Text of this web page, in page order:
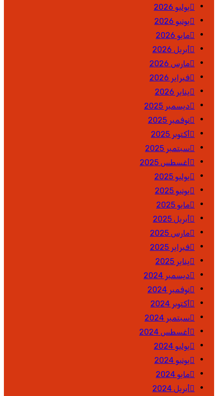
يوليو 2026
يونيو 2026
مايو 2026
أبريل 2026
مارس 2026
فبراير 2026
يناير 2026
ديسمبر 2025
نوفمبر 2025
أكتوبر 2025
سبتمبر 2025
أغسطس 2025
يوليو 2025
يونيو 2025
مايو 2025
أبريل 2025
مارس 2025
فبراير 2025
يناير 2025
ديسمبر 2024
نوفمبر 2024
أكتوبر 2024
سبتمبر 2024
أغسطس 2024
يوليو 2024
يونيو 2024
مايو 2024
أبريل 2024